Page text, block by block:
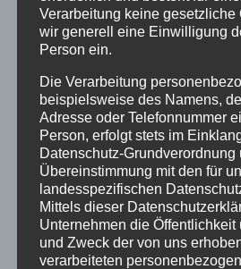
Kindersanatorium
Dausenau - Birgit
Kindererholungsheim
Katzenelnbogen" (HK) -
Jugenderholungsheim
Stäckel (HK) in Weisel (St.
Karin
Gefundene Einträge: 9
Verarbeitung keine gesetzliche
wir generell eine Einwilligung
Person ein.
Die Verarbeitung
beispielsweise des Namens,
Adresse oder Telefonnummer
Person, erfolgt stets im
Datenschutz-Grundverordnung
Übereinstimmung mit den für
landesspezifischen
Mittels dieser
Unternehmen die Öffentlichkeit
und Zweck der von uns
verarbeiteten